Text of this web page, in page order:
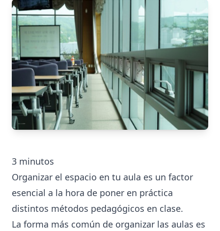
3 minutos
Organizar el espacio en tu aula es un factor
esencial a la hora de poner en práctica
distintos métodos pedagógicos en clase.
La forma más común de organizar las aulas es